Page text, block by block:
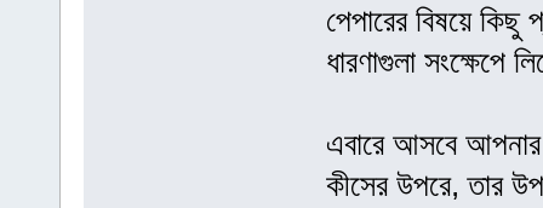
পেপারের বিষয়ে কিছু
ধারণাগুলা সংক্ষেপে
এবারে আসবে আপনার
কীসের উপরে, তার